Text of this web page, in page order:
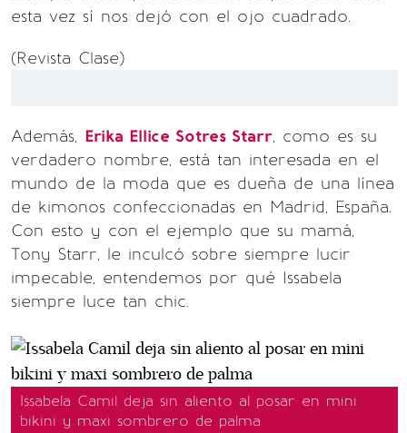
esta vez sí nos dejó con el ojo cuadrado.
(Revista Clase)
Además, Erika Ellice Sotres Starr, como es su
verdadero nombre, está tan interesada en el
mundo de la moda que es dueña de una línea
de kimonos confeccionadas en Madrid, España.
Con esto y con el ejemplo que su mamá,
Tony Starr, le inculcó sobre siempre lucir
impecable, entendemos por qué Issabela
siempre luce tan chic.
Issabela Camil deja sin aliento al posar en mini
bikini y maxi sombrero de palma